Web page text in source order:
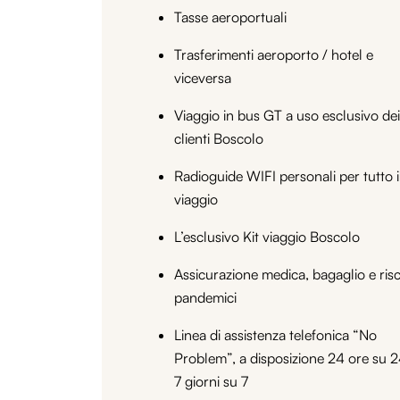
Tasse aeroportuali
Trasferimenti aeroporto / hotel e
viceversa
Viaggio in bus GT a uso esclusivo dei
clienti Boscolo
Radioguide WIFI personali per tutto
viaggio
L’esclusivo Kit viaggio Boscolo
Assicurazione medica, bagaglio e
pandemici
Linea di assistenza telefonica “No
Problem”, a disposizione 24 ore su
7 giorni su 7